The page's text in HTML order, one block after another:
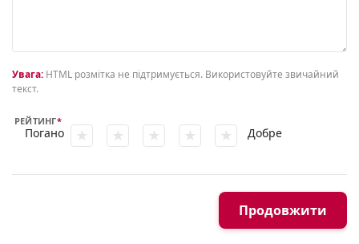
Увага: HTML розмітка не підтримується. Використовуйте звичайний
текст.
РЕЙТИНГ
Погано Добре
Продовжити